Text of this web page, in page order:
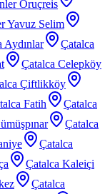
Oruçreis
Yavuz Selim
Aydınlar
Çatalca
Çatalca Celepköy
Çiftlikköy
Fatih
Çatalca
Çatalca
Çatalca
Çatalca Kaleiçi
Çatalca